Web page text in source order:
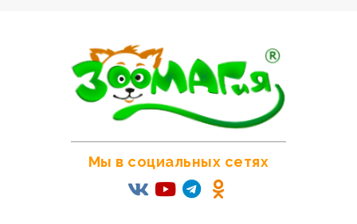
Мы в социальных сетях